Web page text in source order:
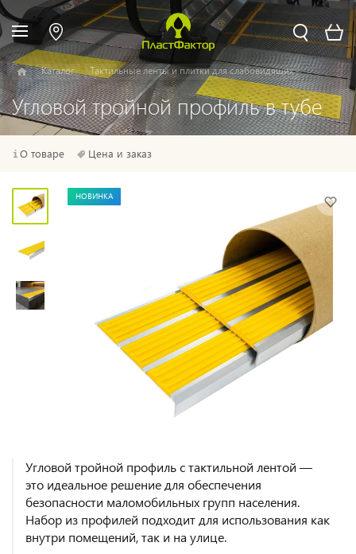
Каталог Тактильные ленты и плитки для слабовидящих
Угловой тройной профиль в тубе
О товаре Цена и заказ
НОВИНКА
Угловой тройной профиль с тактильной лентой —
это идеальное решение для обеспечения
безопасности маломобильных групп населения.
Набор из профилей подходит для использования как
внутри помещений, так и на улице.